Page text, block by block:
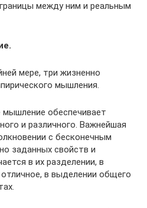
между ним и реальным
мере, три жизненно
мышления.
обеспечивает
и различного. Важнейшая
с бесконечным
заданных свойств и
в их разделении, в
в выделении общего